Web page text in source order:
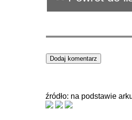
źródło: na podstawie